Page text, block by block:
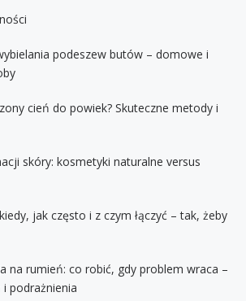
podeszew butów – domowe i
cień do powiek? Skuteczne metody i
skóry: kosmetyki naturalne versus
jak często i z czym łączyć – tak, żeby
na rumień: co robić, gdy problem wraca –
podrażnienia